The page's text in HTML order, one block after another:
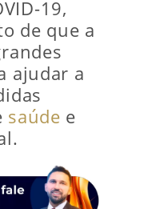
19,
de que a
ajudar a
saúde e